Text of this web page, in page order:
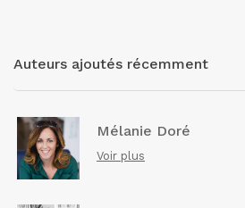
Auteurs ajoutés récemment
Mélanie Doré
Voir plus